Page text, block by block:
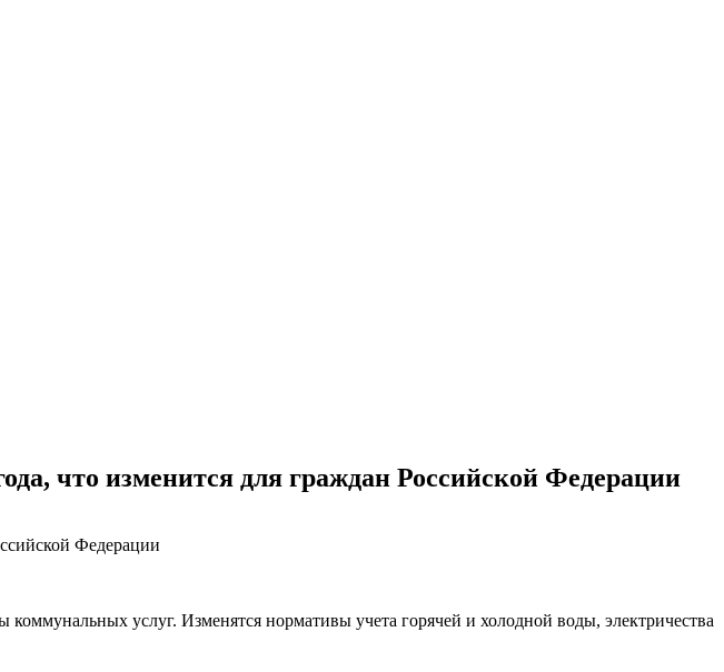
что изменится для граждан Российской Федерации
услуг. Изменятся нормативы учета горячей и холодной воды, электричества